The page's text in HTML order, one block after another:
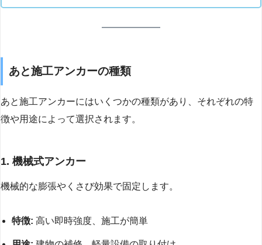
あと施工アンカーの種類
あと施工アンカーにはいくつかの種類があり、それぞれの特
徴や用途によって選択されます。
1. 機械式アンカー
機械的な膨張やくさび効果で固定します。
特徴: 高い即時強度、施工が簡単